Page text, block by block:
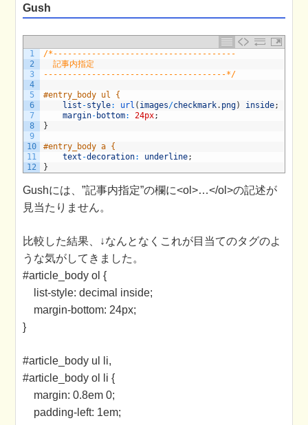
Gush
1
2
3
4
5
6
7
8
9
10
11
12
/*--------------------------------------
記事内指定
--------------------------------------*/
#entry_body ul {
list -style: url ( images/checkmark. png) inside;
margin- bottom: 24px;
}
#entry_body a {
text -decoration: underline;
}
Gushには、”記事内指定”の欄に<ol>…</ol>の記述が
見当たりません。
比較した結果、↓なんとなくこれが目当てのタグのよ
うな気がしてきました。
#article_body ol {
list-style: decimal inside;
margin-bottom: 24px;
}
#article_body ul li,
#article_body ol li {
margin: 0.8em 0;
padding-left: 1em;